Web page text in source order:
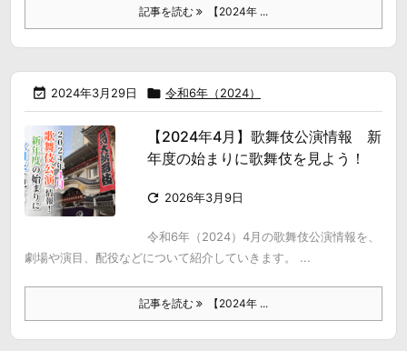
記事を読む 【2024年 ...
 2024年3月29日  令和6年（2024）
【2024年4月】歌舞伎公演情報 新
年度の始まりに歌舞伎を見よう！
 2026年3月9日
令和6年（2024）4月の歌舞伎公演情報を、
劇場や演目、配役などについて紹介していきます。 ...
記事を読む 【2024年 ...